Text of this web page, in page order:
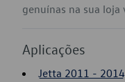
genuínas na sua
Aplicações
Jetta 2011 - 2014